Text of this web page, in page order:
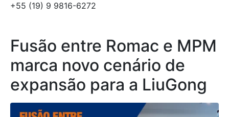
+55 (19) 9 9816-6272
Fusão entre Romac e MPM
marca novo cenário de
expansão para a LiuGong